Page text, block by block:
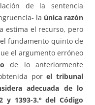
de la sentencia
la única razón
estima el recurso, pero
fundamento quinto de
el argumento erróneo
de lo anteriormente
porel tribunal
adecuada de lo
1393-3.º del Código